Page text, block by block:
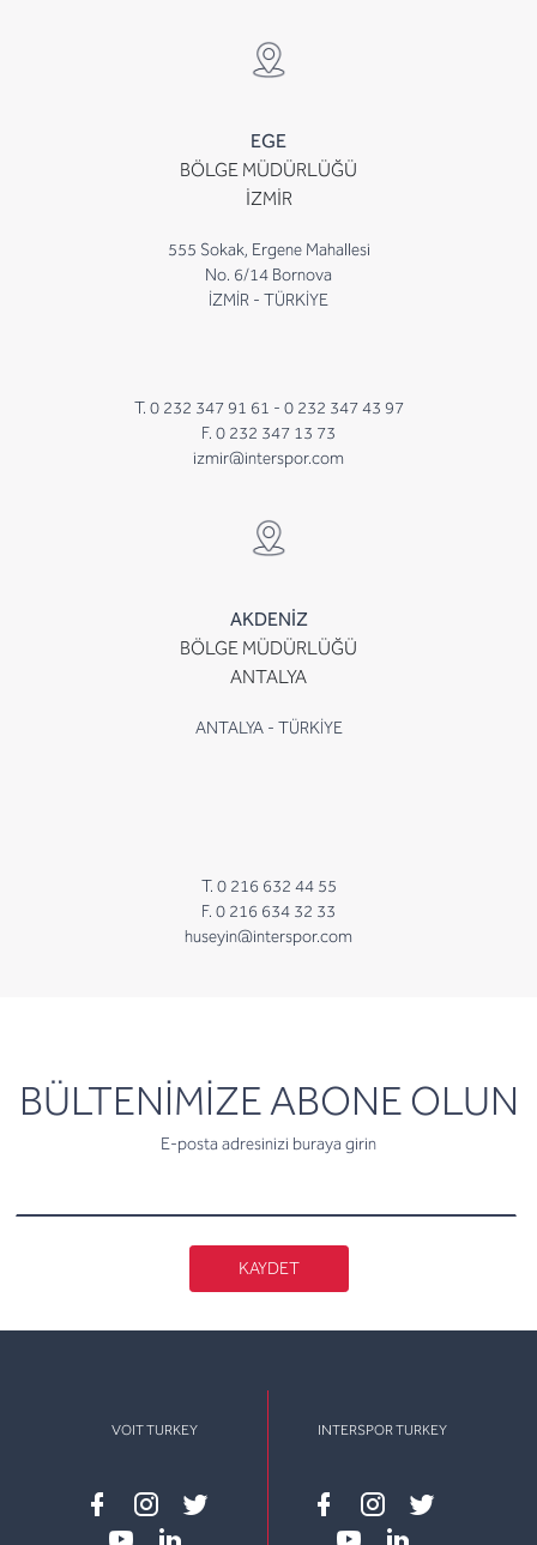
EGE
BÖLGE MÜDÜRLÜĞÜ
İZMİR
555 Sokak, Ergene Mahallesi
No. 6/14 Bornova
İZMİR - TÜRKİYE
T. 0 232 347 91 61 - 0 232 347 43 97
F. 0 232 347 13 73
izmir@interspor.com
AKDENİZ
BÖLGE MÜDÜRLÜĞÜ
ANTALYA
ANTALYA - TÜRKİYE
T. 0 216 632 44 55
F. 0 216 634 32 33
huseyin@interspor.com
BÜLTENİMİZE ABONE OLUN
E-posta adresinizi buraya girin
newsletter
KAYDET
VOIT TURKEY
Facebook
instagram
twitter
INTERSPOR TURKEY
Facebook
instagram
twitter